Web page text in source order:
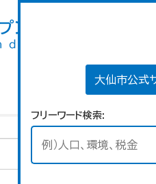
大仙市公式
フリーワード検索